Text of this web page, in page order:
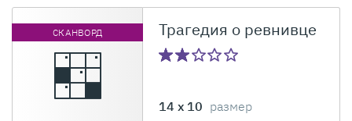
СКАНВОРД Трагедия о ревнивце
14 x 10 размер